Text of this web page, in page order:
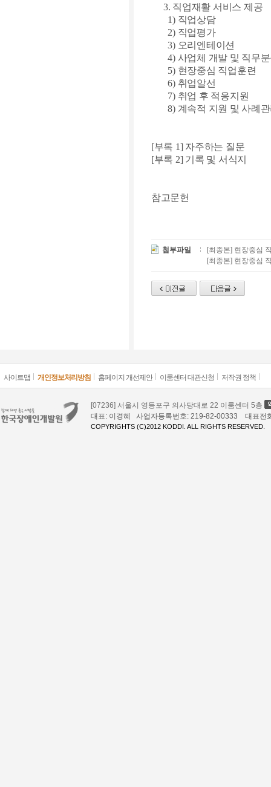
3. 직업재활 서비스 제공
1) 직업상담
2) 직업평가
3) 오리엔테이션
4) 사업체 개발 및 직무
5) 현장중심 직업훈련
6) 취업알선
7) 취업 후 적응지원
8) 계속적 지원 및 사례
[부록 1] 자주하는 질문
[부록 2] 기록 및 서식지
참고문헌
첨부파일
[최종본] 현장중심
[최종본] 현장중심
사이트맵 개인정보처리방침 홈페이지 개선제안 이룸센터 대관신청 저작권 정책
[07236] 서울시 영등포구 의사당대로 22 이룸센터 5층
대표: 이경혜 사업자등록번호: 219-82-00333 대표
COPYRIGHTS (C)2012 KODDI. ALL RIGHTS RESERVED.